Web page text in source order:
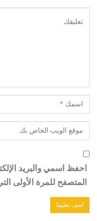
احفظ اسمي والبريد
المتصفح للمرة الأولى